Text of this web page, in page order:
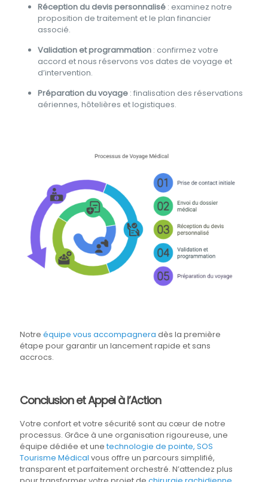
Réception du devis personnalisé : examinez notre
proposition de traitement et le plan financier
associé.
Validation et programmation : confirmez votre
accord et nous réservons vos dates de voyage et
d’intervention.
Préparation du voyage : finalisation des réservations
aériennes, hôtelières et logistiques.
Notre équipe vous accompagnera dès la première
étape pour garantir un lancement rapide et sans
accrocs.
Conclusion et Appel à l’Action
Votre confort et votre sécurité sont au cœur de notre
processus. Grâce à une organisation rigoureuse, une
équipe dédiée et unetechnologie de pointe, SOS
Tourisme Médical vous offre un parcours simplifié,
transparent et parfaitement orchestré. N’attendez plus